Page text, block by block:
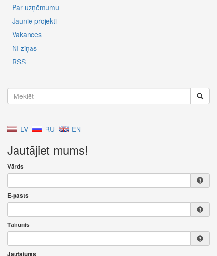
Par uzņēmumu
Jaunie projekti
Vakances
NĪ ziņas
RSS
LV RU EN
Jautājiet mums!
Vārds
E-pasts
Tālrunis
Jautājums